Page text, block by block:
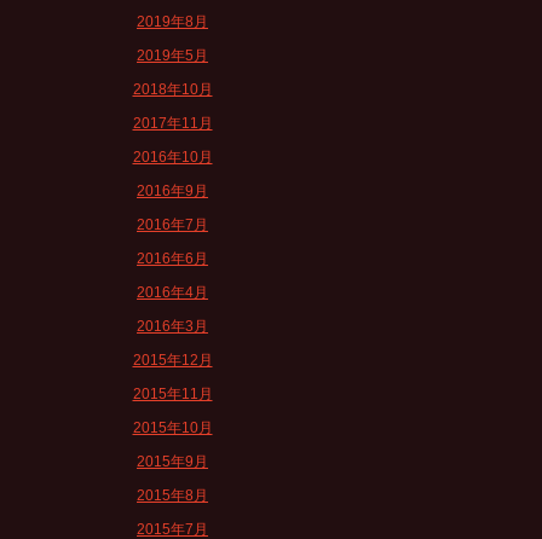
2019年8月
2019年5月
2018年10月
2017年11月
2016年10月
2016年9月
2016年7月
2016年6月
2016年4月
2016年3月
2015年12月
2015年11月
2015年10月
2015年9月
2015年8月
2015年7月